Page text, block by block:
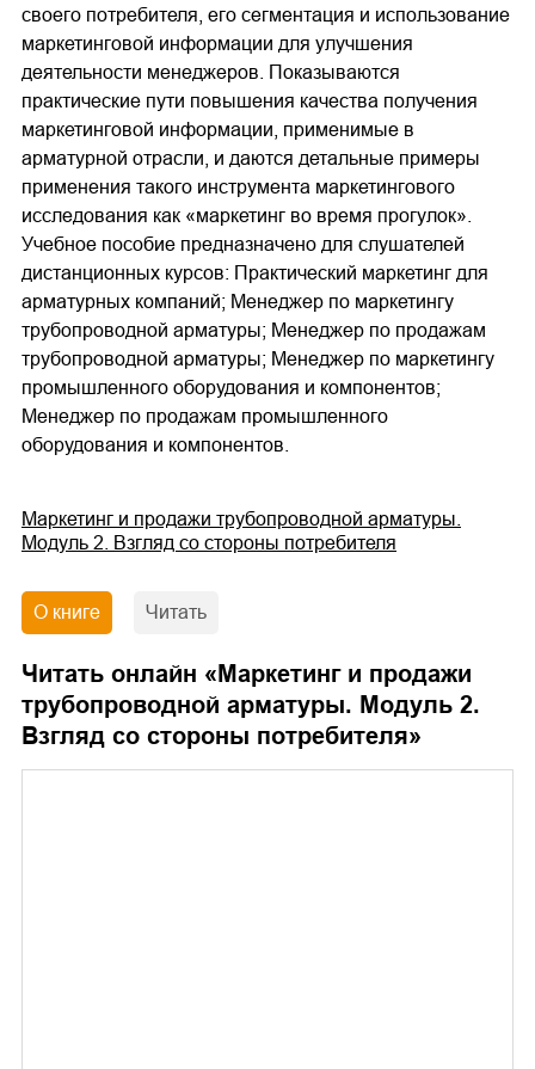
своего потребителя, его сегментация и использование
маркетинговой информации для улучшения
деятельности менеджеров. Показываются
практические пути повышения качества получения
маркетинговой информации, применимые в
арматурной отрасли, и даются детальные примеры
применения такого инструмента маркетингового
исследования как «маркетинг во время прогулок».
Учебное пособие предназначено для слушателей
дистанционных курсов: Практический маркетинг для
арматурных компаний; Менеджер по маркетингу
трубопроводной арматуры; Менеджер по продажам
трубопроводной арматуры; Менеджер по маркетингу
промышленного оборудования и компонентов;
Менеджер по продажам промышленного
оборудования и компонентов.
Маркетинг и продажи трубопроводной арматуры.
Модуль 2. Взгляд со стороны потребителя
О книге Читать
Читать онлайн « Маркетинг и продажи
трубопроводной арматуры. Модуль 2.
Взгляд со стороны потребителя»